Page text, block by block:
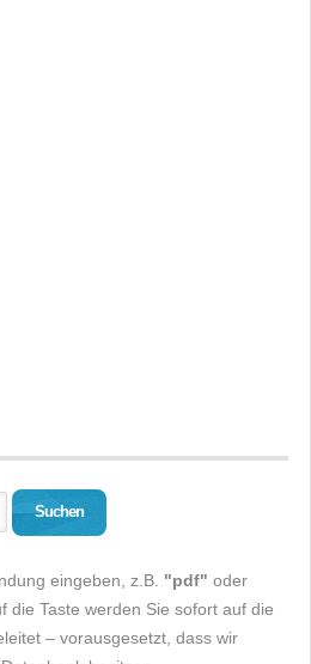
Suchen
eingeben, z.B. "pdf" oder
die Taste werden Sie sofort auf die
– vorausgesetzt, dass wir